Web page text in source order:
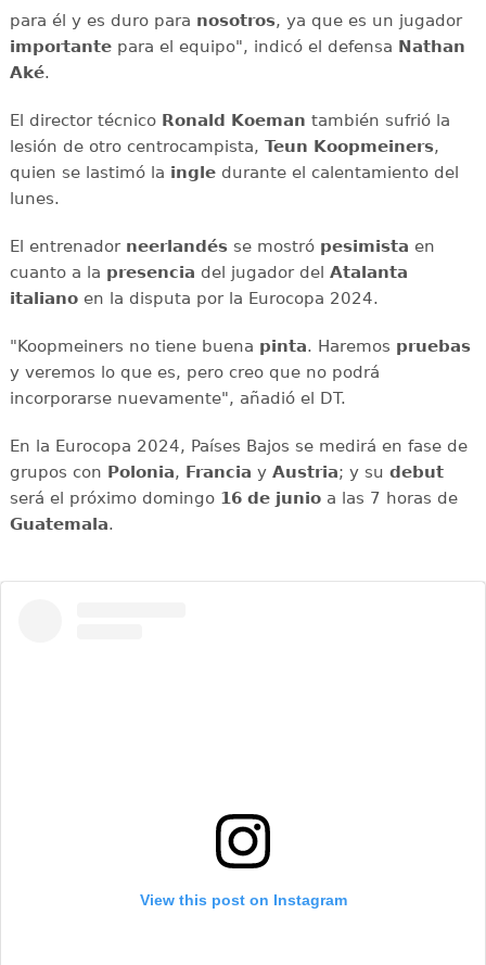
para él y es duro para nosotros, ya que es un jugador
importantepara el equipo", indicó el defensa Nathan
Aké.
El director técnico Ronald Koeman también sufrió la
lesión de otro centrocampista, Teun Koopmeiners,
quien se lastimó la ingledurante el calentamiento del
lunes.
El entrenador neerlandésse mostró pesimista en
cuanto a la presencia del jugador del Atalanta
italianoen la disputa por la Eurocopa 2024.
"Koopmeiners no tiene buena pinta. Haremos pruebas
y veremos lo que es, pero creo que no podrá
incorporarse nuevamente", añadió el DT.
En la Eurocopa 2024, Países Bajos se medirá en fase de
grupos con Polonia, Francia y Austria; y su debut
será el próximo domingo 16 de junioa las 7 horas de
Guatemala.
View this post on Instagram